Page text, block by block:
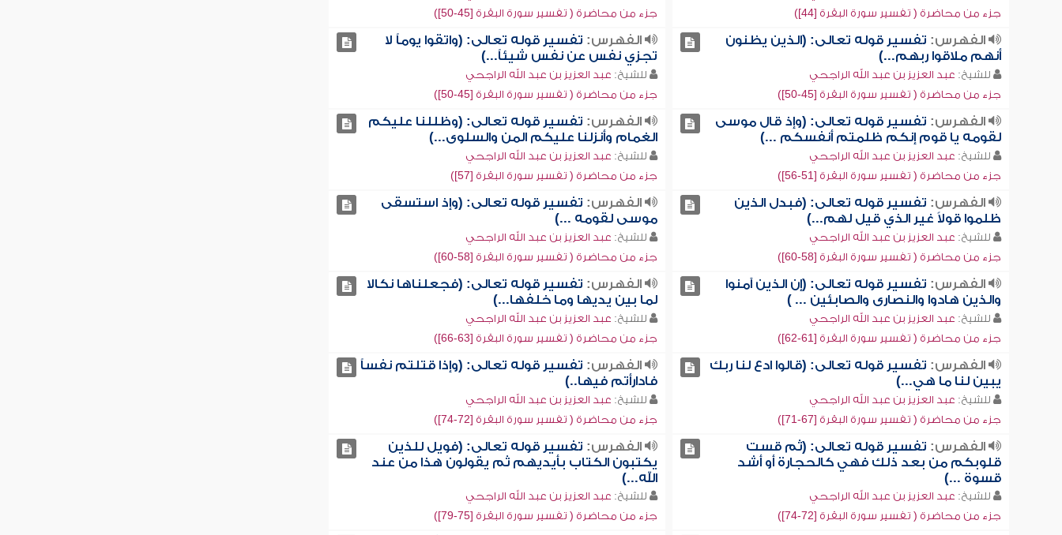
جزء من محاضرة ( تفسير سورة البقرة [44])
جزء من محاضرة ( تفسير سورة البقرة [45-50])
الفهرس: تفسير قوله تعالى: (الذين يظنون
أنهم ملاقوا ربهم...)
للشيخ: عبد العزيز بن عبد الله الراجحي
جزء من محاضرة ( تفسير سورة البقرة [45-50])
الفهرس: تفسير قوله تعالى: (واتقوا يوماً لا
تجزي نفس عن نفس شيئاً...)
للشيخ: عبد العزيز بن عبد الله الراجحي
جزء من محاضرة ( تفسير سورة البقرة [45-50])
الفهرس: تفسير قوله تعالى: (وإذ قال موسى
لقومه يا قوم إنكم ظلمتم أنفسكم ...)
للشيخ: عبد العزيز بن عبد الله الراجحي
جزء من محاضرة ( تفسير سورة البقرة [51-56])
الفهرس: تفسير قوله تعالى: (وظللنا عليكم
الغمام وأنزلنا عليكم المن والسلوى...)
للشيخ: عبد العزيز بن عبد الله الراجحي
جزء من محاضرة ( تفسير سورة البقرة [57])
الفهرس: تفسير قوله تعالى: (فبدل الذين
ظلموا قولاً غير الذي قيل لهم...)
للشيخ: عبد العزيز بن عبد الله الراجحي
جزء من محاضرة ( تفسير سورة البقرة [58-60])
الفهرس: تفسير قوله تعالى: (وإذ استسقى
موسى لقومه ...)
للشيخ: عبد العزيز بن عبد الله الراجحي
جزء من محاضرة ( تفسير سورة البقرة [58-60])
الفهرس: تفسير قوله تعالى: (إن الذين آمنوا
والذين هادوا والنصارى والصابئين ... )
للشيخ: عبد العزيز بن عبد الله الراجحي
جزء من محاضرة ( تفسير سورة البقرة [61-62])
الفهرس: تفسير قوله تعالى: (فجعلناها نكالا
لما بين يديها وما خلفها...)
للشيخ: عبد العزيز بن عبد الله الراجحي
جزء من محاضرة ( تفسير سورة البقرة [63-66])
الفهرس: تفسير قوله تعالى: (قالوا ادع لنا ربك
يبين لنا ما هي...)
للشيخ: عبد العزيز بن عبد الله الراجحي
جزء من محاضرة ( تفسير سورة البقرة [67-71])
الفهرس: تفسير قوله تعالى: (وإذا قتلتم نفساً
فادارأتم فيها..)
للشيخ: عبد العزيز بن عبد الله الراجحي
جزء من محاضرة ( تفسير سورة البقرة [72-74])
الفهرس: تفسير قوله تعالى: (ثم قست
قلوبكم من بعد ذلك فهي كالحجارة أو أشد
قسوة ...)
للشيخ: عبد العزيز بن عبد الله الراجحي
جزء من محاضرة ( تفسير سورة البقرة [72-74])
الفهرس: تفسير قوله تعالى: (فويل للذين
يكتبون الكتاب بأيديهم ثم يقولون هذا من عند
الله...)
للشيخ: عبد العزيز بن عبد الله الراجحي
جزء من محاضرة ( تفسير سورة البقرة [75-79])